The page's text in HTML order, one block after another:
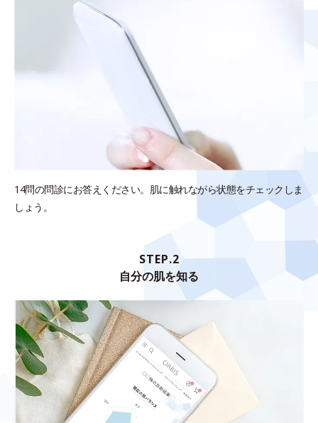
14問の問診にお答えください。肌に触れながら状態をチェックしま
しょう。
STEP.2
自分の肌を知る